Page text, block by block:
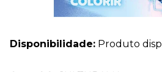
Disponibilidade: Produto